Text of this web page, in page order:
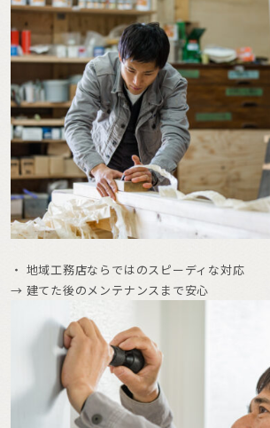
・ 地域工務店ならではのスピーディな対応
→ 建てた後のメンテナンスまで安心